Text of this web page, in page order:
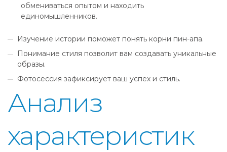
обмениваться опытом и находить
единомышленников.
Изучение истории поможет понять корни пин-апа.
Понимание стиля позволит вам создавать уникальные
образы.
Фотосессия зафиксирует ваш успех и стиль.
Анализ
характеристик